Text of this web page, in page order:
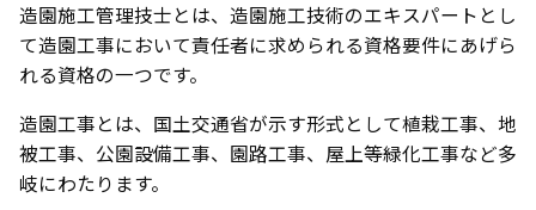
造園施工管理技士とは、造園施工技術のエキスパートとし
て造園工事において責任者に求められる資格要件にあげら
れる資格の一つです。
造園工事とは、国土交通省が示す形式として植栽工事、地
被工事、公園設備工事、園路工事、屋上等緑化工事など多
岐にわたります。